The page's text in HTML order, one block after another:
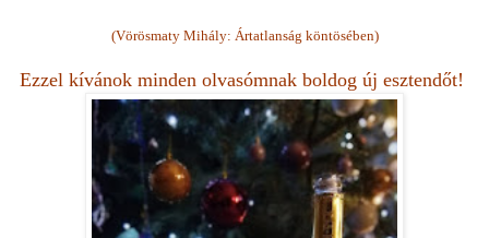
(Vörösmaty Mihály: Ártatlanság köntösében)
Ezzel kívánok minden olvasómnak boldog új esztendőt!